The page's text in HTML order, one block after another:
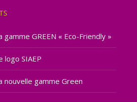
GREEN « Eco-Friendly »
logo SIAEP
nouvelle gamme Green